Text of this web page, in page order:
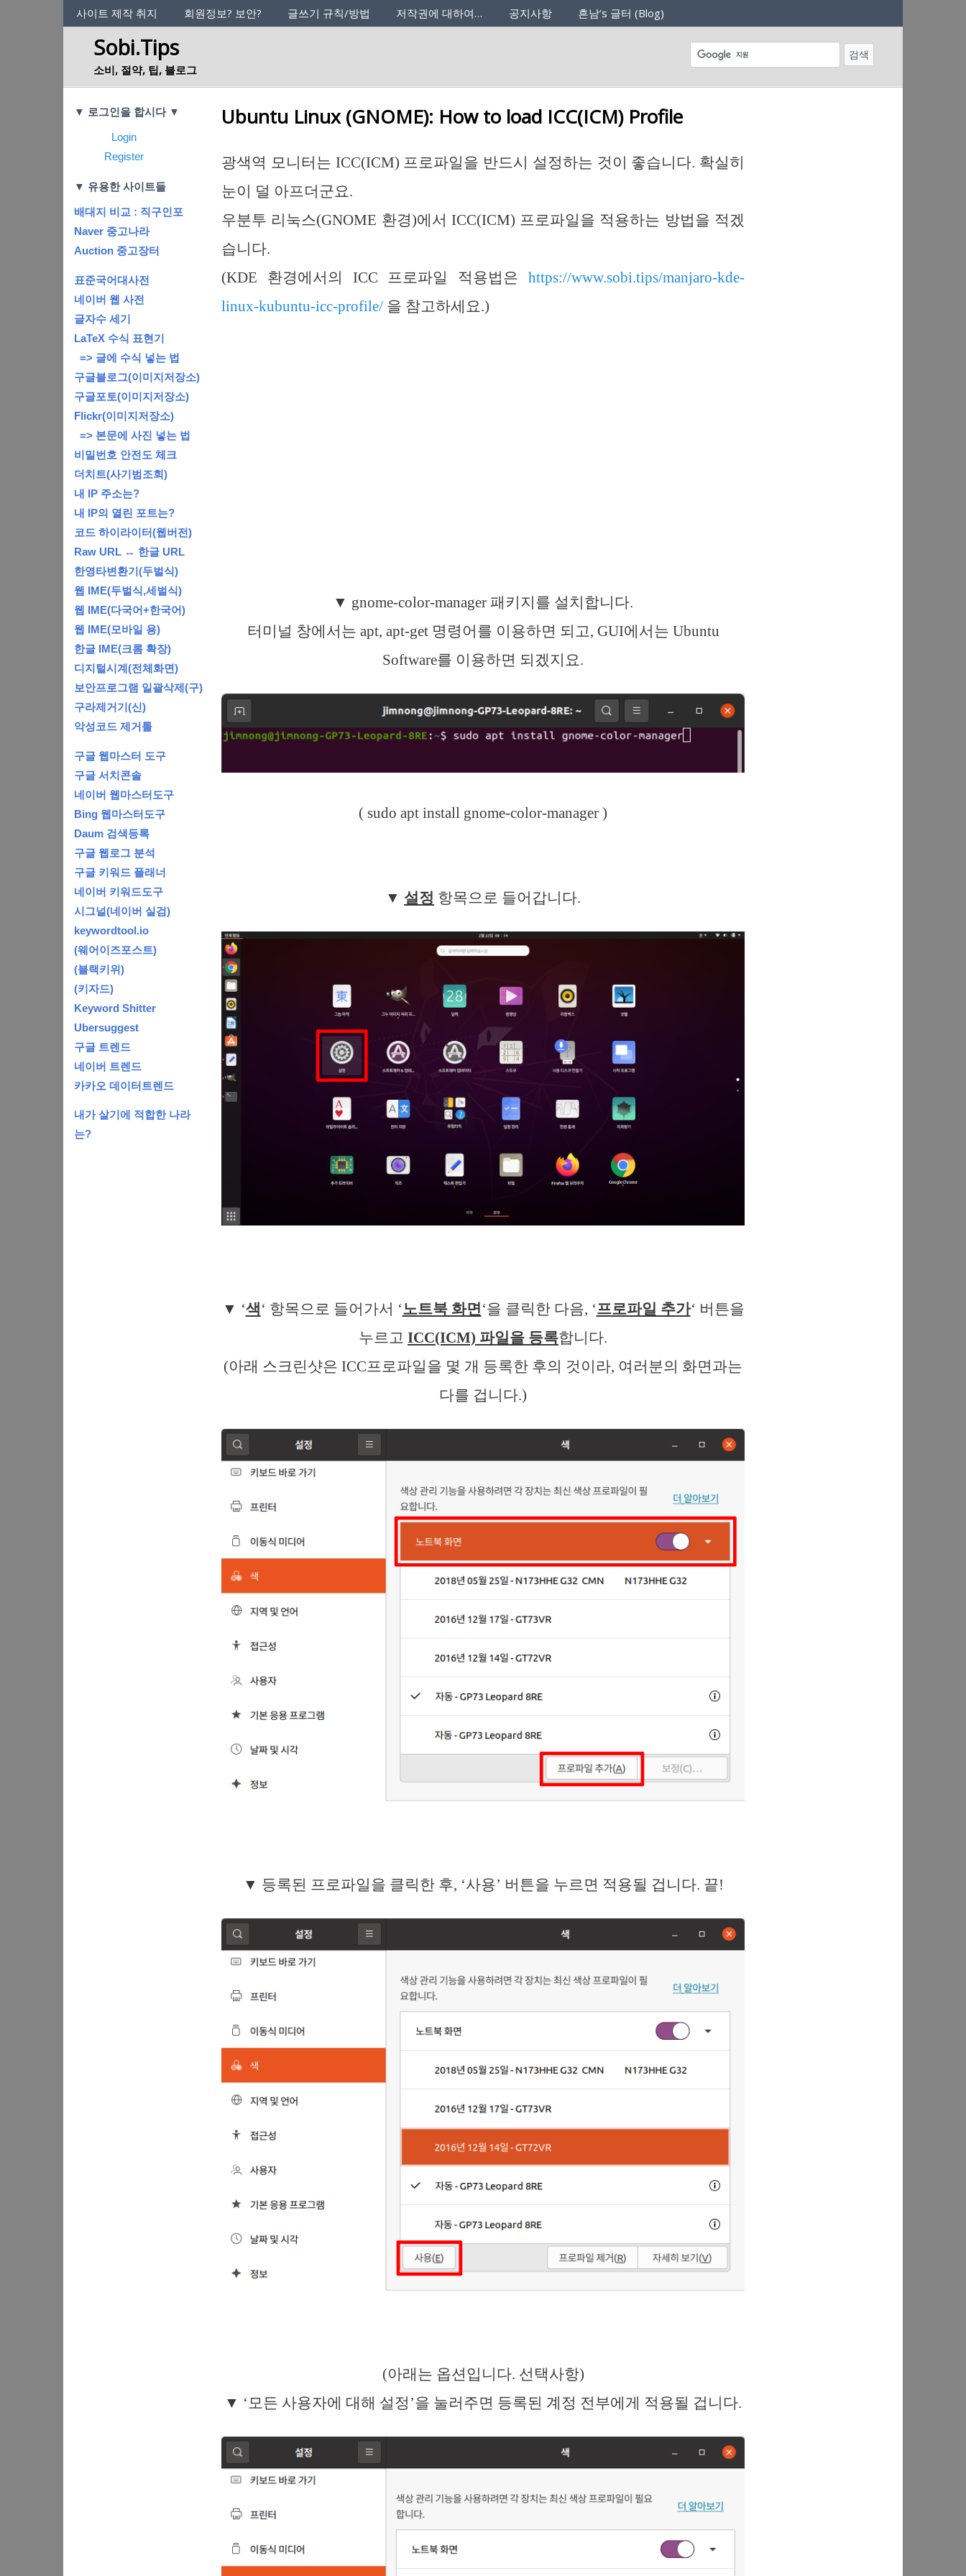
사이트의 정체성
사이트 제작 취지 회원정보? 보안? 글쓰기 규칙/방법 저작권에 대하여… 공지사항 흔남’s 글터 (Blog)
Sobi.Tips
소비, 절약, 팁, 블로그
Categories
Ubuntu Linux (GNOME): How to load ICC(ICM) Profile
광색역 모니터는 ICC(ICM) 프로파일을 반드시 설정하는 것이 좋습니다. 확실히
눈이 덜 아프더군요.
우분투 리눅스(GNOME 환경)에서 ICC(ICM) 프로파일을 적용하는 방법을 적겠
습니다.
(KDE 환경에서의 ICC 프로파일 적용법은 https://www.sobi.tips/manjaro-kde-
linux-kubuntu-icc-profile/ 을 참고하세요.)
▼ gnome-color-manager 패키지를 설치합니다.
터미널 창에서는 apt, apt-get 명령어를 이용하면 되고, GUI에서는 Ubuntu
Software를 이용하면 되겠지요.
( sudo apt install gnome-color-manager )
▼ 설정 항목으로 들어갑니다.
▼ ‘색‘ 항목으로 들어가서 ‘노트북 화면 ‘을 클릭한 다음, ‘프로파일 추가‘ 버튼을
누르고 ICC(ICM) 파일을 등록합니다.
(아래 스크린샷은 ICC프로파일을 몇 개 등록한 후의 것이라, 여러분의 화면과는
다를 겁니다.)
▼ 등록된 프로파일을 클릭한 후, ‘사용’ 버튼을 누르면 적용될 겁니다. 끝!
(아래는 옵션입니다. 선택사항)
▼ ‘모든 사용자에 대해 설정’을 눌러주면 등록된 계정 전부에게 적용될 겁니다.
▼ 로그인을 합시다 ▼
Login
Register
▼ 유용한 사이트들
배대지 비교 : 직구인포
Naver 중고나라
Auction 중고장터
표준국어대사전
네이버 웹 사전
글자수 세기
LaTeX 수식 표현기
=> 글에 수식 넣는 법
구글블로그(이미지저장소)
구글포토(이미지저장소)
Flickr(이미지저장소)
=> 본문에 사진 넣는 법
비밀번호 안전도 체크
더치트(사기범조회)
내 IP 주소는?
내 IP의 열린 포트는?
코드 하이라이터(웹버전)
Raw URL ↔ 한글 URL
한영타변환기(두벌식)
웹 IME(두벌식,세벌식)
웹 IME(다국어+한국어)
웹 IME(모바일 용)
한글 IME(크롬 확장)
디지털시계(전체화면)
보안프로그램 일괄삭제(구)
구라제거기(신)
악성코드 제거툴
구글 웹마스터 도구
구글 서치콘솔
네이버 웹마스터도구
Bing 웹마스터도구
Daum 검색등록
구글 웹로그 분석
구글 키워드 플래너
네이버 키워드도구
시그널(네이버 실검)
keywordtool.io
(웨어이즈포스트)
(블랙키위)
(키자드)
Keyword Shitter
Ubersuggest
구글 트렌드
네이버 트렌드
카카오 데이터트렌드
내가 살기에 적합한 나라
는?